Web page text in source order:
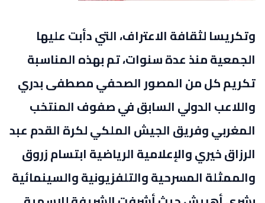
وتكريسا لثقافة الاعتراف، التي دأبت عليها
الجمعية منذ عدة سنوات، تم بهذه المناسبة
تكريم كل من المصور الصحفي مصطفى بدري
واللاعب الدولي السابق في صفوف المنتخب
المغربي وفريق الجيش الملكي لكرة القدم عبد
الرزاق خيري والإعلامية الرياضية ابتسام زروق
والممثلة المسرحية والتلفزيونية والسينمائية